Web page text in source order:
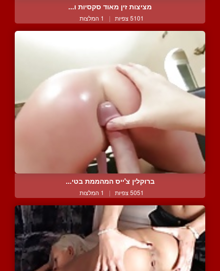
מציצות זין מאוד סקסיות ו...
5101 צפיות | 1 המלצות
ברוקלין צ'ייס המהממת בטי...
5051 צפיות | 1 המלצות